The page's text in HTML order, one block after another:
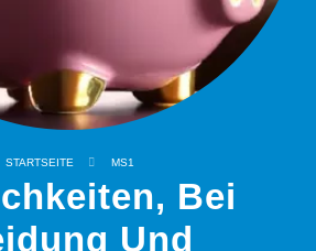
STARTSEITE MS1
Bei
Und